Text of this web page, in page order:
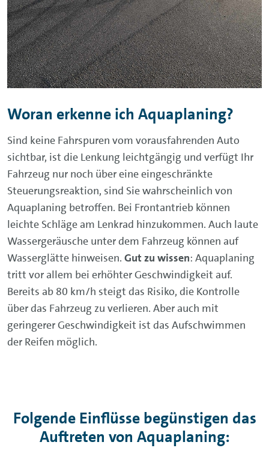
Woran erkenne ich Aquaplaning?
Sind keine Fahrspuren vom vorausfahrenden Auto
sichtbar, ist die Lenkung leichtgängig und verfügt Ihr
Fahrzeug nur noch über eine eingeschränkte
Steuerungsreaktion, sind Sie wahrscheinlich von
Aquaplaning betroffen. Bei Frontantrieb können
leichte Schläge am Lenkrad hinzukommen. Auch laute
Wassergeräusche unter dem Fahrzeug können auf
Wasserglätte hinweisen. Gut zu wissen: Aquaplaning
tritt vor allem bei erhöhter Geschwindigkeit auf.
Bereits ab 80 km/h steigt das Risiko, die Kontrolle
über das Fahrzeug zu verlieren. Aber auch mit
geringerer Geschwindigkeit ist das Aufschwimmen
der Reifen möglich.
Folgende Einflüsse begünstigen das
Auftreten von Aquaplaning: